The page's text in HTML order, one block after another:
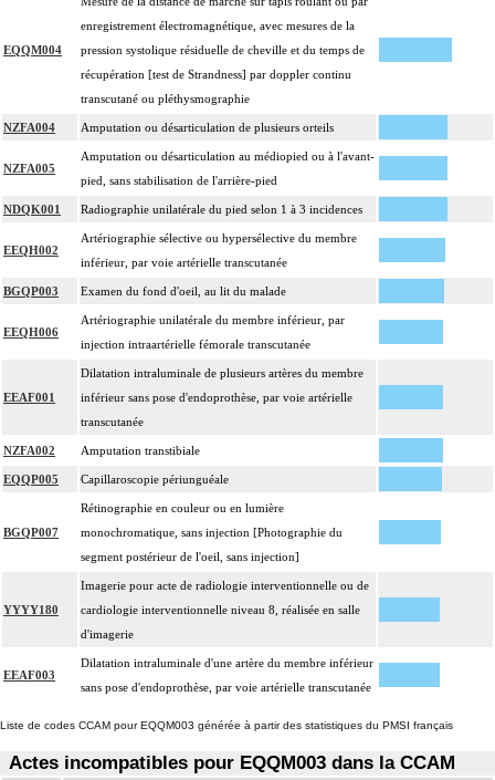
EQQM004
enregistrement électromagnétique, avec mesures de la
pression systolique résiduelle de cheville et du temps de
récupération [test de Strandness] par doppler continu
transcutané ou pléthysmographie
NZFA004 Amputation ou désarticulation de plusieurs orteils
NZFA005
Amputation ou désarticulation au médiopied ou à l'avant-
pied, sans stabilisation de l'arrière-pied
NDQK001 Radiographie unilatérale du pied selon 1 à 3 incidences
EEQH002
Artériographie sélective ou hypersélective du membre
inférieur, par voie artérielle transcutanée
BGQP003 Examen du fond d'oeil, au lit du malade
EEQH006
Artériographie unilatérale du membre inférieur, par
injection intraartérielle fémorale transcutanée
EEAF001
Dilatation intraluminale de plusieurs artères du membre
inférieur sans pose d'endoprothèse, par voie artérielle
transcutanée
NZFA002 Amputation transtibiale
EQQP005 Capillaroscopie périunguéale
BGQP007
Rétinographie en couleur ou en lumière
monochromatique, sans injection [Photographie du
segment postérieur de l'oeil, sans injection]
YYYY180
Imagerie pour acte de radiologie interventionnelle ou de
cardiologie interventionnelle niveau 8, réalisée en salle
d'imagerie
EEAF003
Dilatation intraluminale d'une artère du membre inférieur
sans pose d'endoprothèse, par voie artérielle transcutanée
Liste de codes CCAM pour EQQM003 générée à partir des statistiques du PMSI français
Actes incompatibles pour EQQM003 dans la CCAM